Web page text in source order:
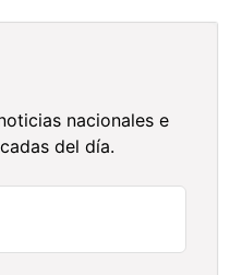
nacionales e
del día.